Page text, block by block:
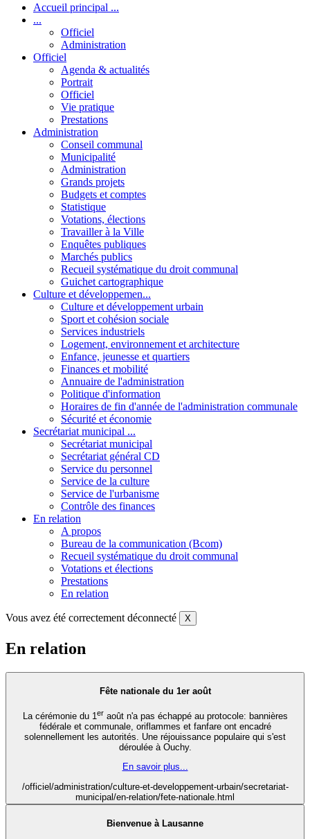
Accueil principal ...
...
Officiel
Administration
Officiel
Agenda & actualités
Portrait
Officiel
Vie pratique
Prestations
Administration
Conseil communal
Municipalité
Administration
Grands projets
Budgets et comptes
Statistique
Votations, élections
Travailler à la Ville
Enquêtes publiques
Marchés publics
Recueil systématique du droit communal
Guichet cartographique
Culture et développemen...
Culture et développement urbain
Sport et cohésion sociale
Services industriels
Logement, environnement et architecture
Enfance, jeunesse et quartiers
Finances et mobilité
Annuaire de l'administration
Politique d'information
Horaires de fin d'année de l'administration communale
Sécurité et économie
Secrétariat municipal ...
Secrétariat municipal
Secrétariat général CD
Service du personnel
Service de la culture
Service de l'urbanisme
Contrôle des finances
En relation
A propos
Bureau de la communication (Bcom)
Recueil systématique du droit communal
Votations et élections
Prestations
En relation
Vous avez été correctement déconnecté X
En relation
Fête nationale du 1er août
La cérémonie du 1er août n'a pas échappé au protocole: bannières
fédérale et communale, oriflammes et fanfare ont encadré
solennellement les autorités. Une réjouissance populaire qui s'est
déroulée à Ouchy.
En savoir plus...
/officiel/administration/culture-et-developpement-urbain/secretariat-
municipal/en-relation/fete-nationale.html
Bienvenue à Lausanne